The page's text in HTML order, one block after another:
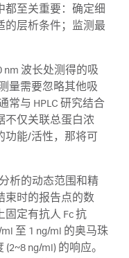
都至关重要：确定细
的层析条件；监测最
nm 波长处测得的吸
量需要忽略其他吸
常与 HPLC 研究结合
不仅关联总蛋白浓
能/活性，那将可
析的动态范围和精
束时的报告点的数
定有抗人 Fc 抗
至 1 ng/ml 的奥马珠
ng/ml) 的响应。